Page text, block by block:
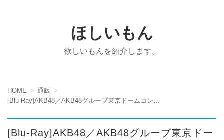
ほしいもん
欲しいもんを紹介します。
HOME
通販
[Blu-Ray]AKB48／AKB48グループ東京ドー